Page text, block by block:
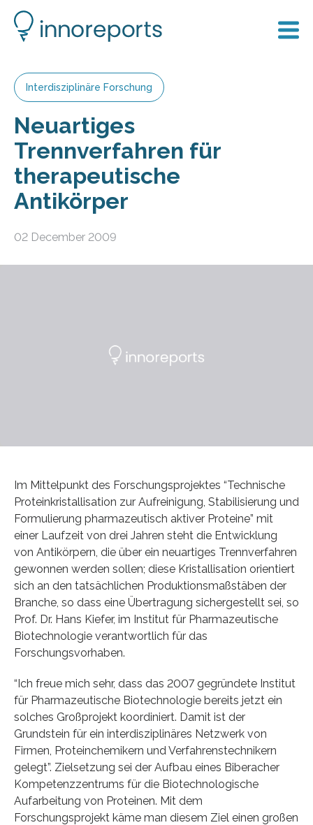
Interdisziplinäre Forschung
Neuartiges
Trennverfahren für
therapeutische
Antikörper
02 December 2009
Im Mittelpunkt des Forschungsprojektes “Technische
Proteinkristallisation zur Aufreinigung, Stabilisierung und
Formulierung pharmazeutisch aktiver Proteine” mit
einer Laufzeit von drei Jahren steht die Entwicklung
von Antikörpern, die über ein neuartiges Trennverfahren
gewonnen werden sollen; diese Kristallisation orientiert
sich an den tatsächlichen Produktionsmaßstäben der
Branche, so dass eine Übertragung sichergestellt sei, so
Prof. Dr. Hans Kiefer, im Institut für Pharmazeutische
Biotechnologie verantwortlich für das
Forschungsvorhaben.
“Ich freue mich sehr, dass das 2007 gegründete Institut
für Pharmazeutische Biotechnologie bereits jetzt ein
solches Großprojekt koordiniert. Damit ist der
Grundstein für ein interdisziplinäres Netzwerk von
Firmen, Proteinchemikern und Verfahrenstechnikern
gelegt”. Zielsetzung sei der Aufbau eines Biberacher
Kompetenzzentrums für die Biotechnologische
Aufarbeitung von Proteinen. Mit dem
Forschungsprojekt käme man diesem Ziel einen großen